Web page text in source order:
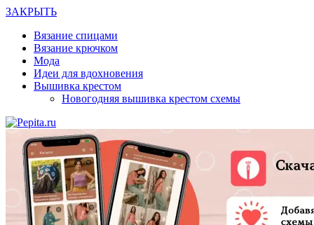
ЗАКРЫТЬ
Вязание спицами
Вязание крючком
Мода
Идеи для вдохновения
Вышивка крестом
Новогодняя вышивка крестом схемы